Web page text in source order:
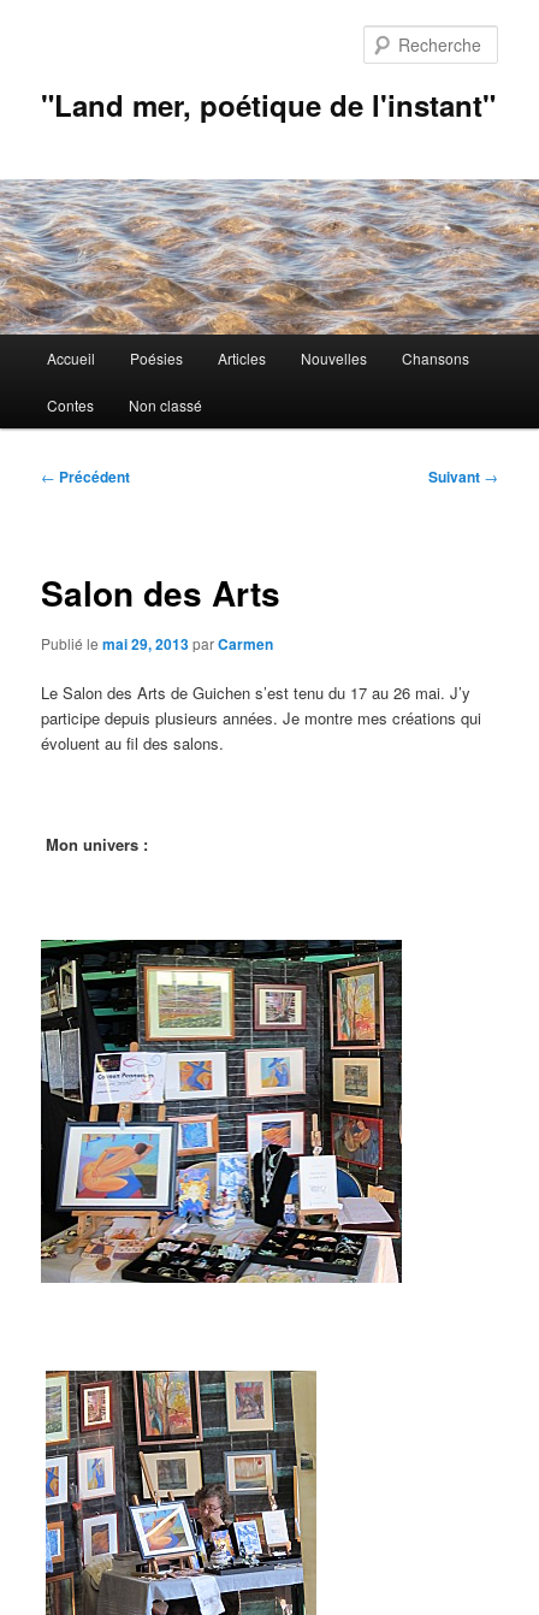
"Land mer, poétique de l'instant"
principal
Accueil Poésies Articles Nouvelles Chansons
Contes Non classé
Navigation
← Précédent Suivant →
Salon des Arts
Publié lemai 29, 2013parCarmen
Le Salon des Arts de Guichen s’est tenu du 17 au 26 mai. J’y
participe depuis plusieurs années. Je montre mes créations qui
évoluent au fil des salons.
Mon univers :